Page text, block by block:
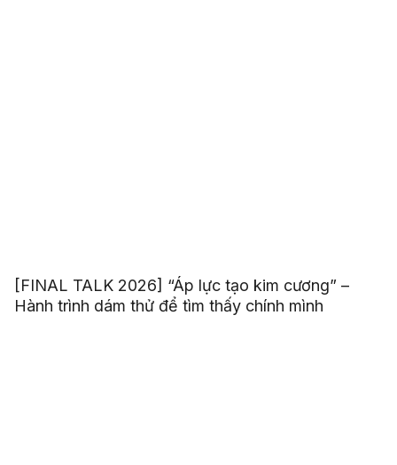
[FINAL TALK 2026] “Áp lực tạo kim cương” –
Hành trình dám thử để tìm thấy chính mình